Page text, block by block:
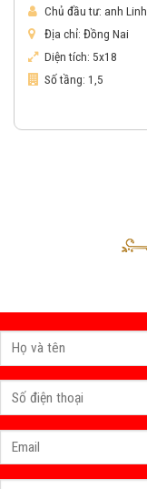
Chủ đầu tư: anh Linh
Địa chỉ: Đồng Nai
Diện tích: 5x18
Số tầng: 1,5